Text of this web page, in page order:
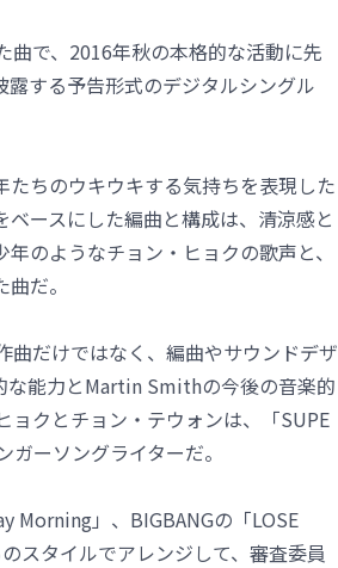
で、2016年秋の本格的な活動に先
する予告形式のデジタルシングル
たちのウキウキする気持ちを表現した
ースにした編曲と構成は、清涼感と
のようなチョン・ヒョクの歌声と、
だ。
だけではなく、編曲やサウンドデザ
な能力とMartin Smithの今後の音楽的
クとチョン・テウォンは、「SUPE
ーソングライターだ。
Morning」、BIGBANGの「LOSE
スタイルでアレンジして、審査委員